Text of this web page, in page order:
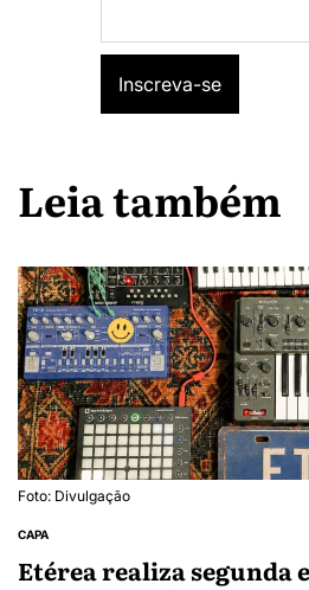
Leia também
Foto: Divulgação
CAPA
Etérea realiza segunda